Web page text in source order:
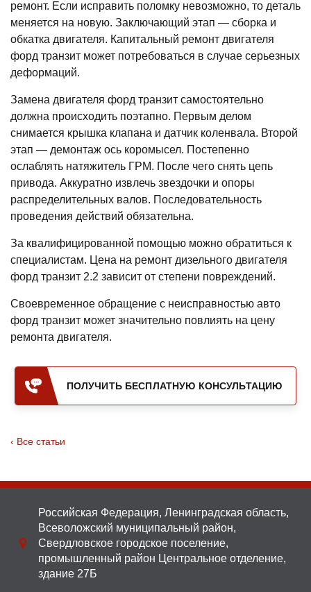
ремонт. Если исправить поломку невозможно, то деталь
меняется на новую. Заключающий этап ― сборка и
обкатка двигателя. Капитальный ремонт двигателя
форд транзит может потребоваться в случае серьезных
деформаций.
Замена двигателя форд транзит самостоятельно
должна происходить поэтапно. Первым делом
снимается крышка клапана и датчик коленвала. Второй
этап ― демонтаж ось коромысел. Постепенно
ослаблять натяжитель ГРМ. После чего снять цепь
привода. Аккуратно извлечь звездочки и опоры
распределительных валов. Последовательность
проведения действий обязательна.
За квалифицированной помощью можно обратиться к
специалистам. Цена на ремонт дизельного двигателя
форд транзит 2.2 зависит от степени повреждений.
Своевременное обращение с неисправностью авто
форд транзит может значительно повлиять на цену
ремонта двигателя.
ПОЛУЧИТЬ БЕСПЛАТНУЮ КОНСУЛЬТАЦИЮ
Все статьи
Российская Федерация, Ленинградская область,
Всеволожский муниципальный район,
Свердловское городское поселение,
промышленный район Центральное отделение,
здание 27Б